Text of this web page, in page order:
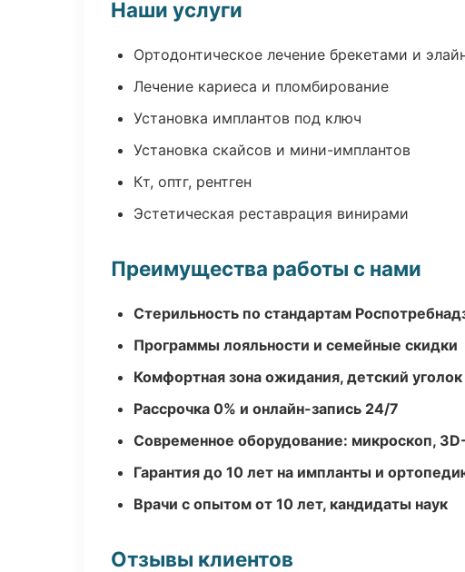
Наши услуги
Ортодонтическое лечение брекетами и
Лечение кариеса и пломбирование
Установка имплантов под ключ
Установка скайсов и мини-имплантов
Кт, оптг, рентген
Эстетическая реставрация винирами
Преимущества работы с нами
Стерильность по стандартам
Программы лояльности и семейные скидки
Комфортная зона ожидания, детский уголок
Рассрочка 0% и онлайн-запись 24/7
Современное оборудование: микроскоп,
Гарантия до 10 лет на импланты и
Врачи с опытом от 10 лет, кандидаты наук
Отзывы клиентов